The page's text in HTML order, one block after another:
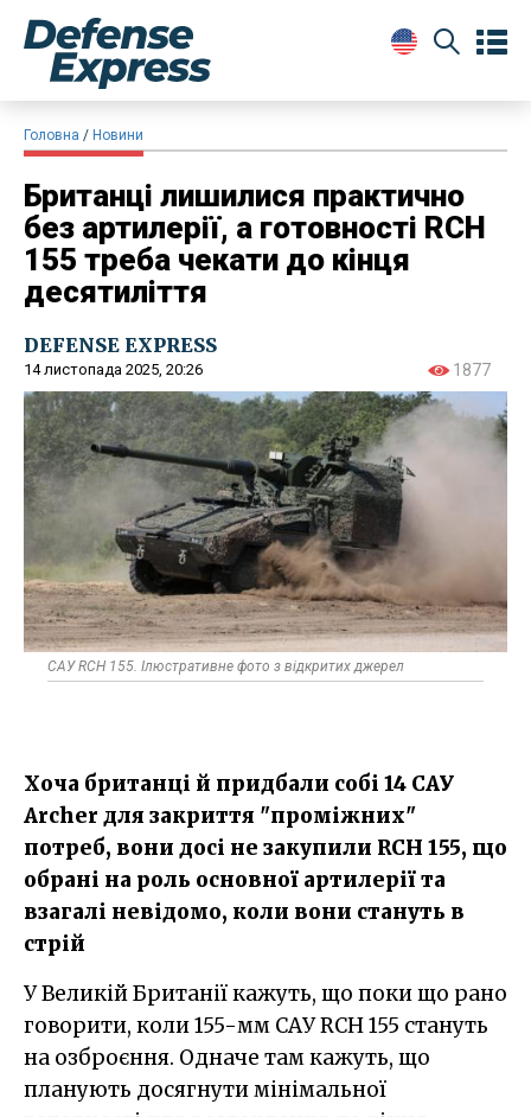
Головна Новини
Британці лишилися практично
без артилерії, а готовності RCH
155 треба чекати до кінця
десятиліття
DEFENSE EXPRESS
14 листопада 2025, 20:26 1877
САУ RCH 155. Ілюстративне фото з відкритих джерел
Хоча британці й придбали собі 14 САУ
Archer для закриття "проміжних"
потреб, вони досі не закупили RCH 155, що
обрані на роль основної артилерії та
взагалі невідомо, коли вони стануть в
стрій
У Великій Британії кажуть, що поки що рано
говорити, коли 155-мм САУ RCH 155 стануть
на озброєння. Одначе там кажуть, що
планують досягнути мінімальної